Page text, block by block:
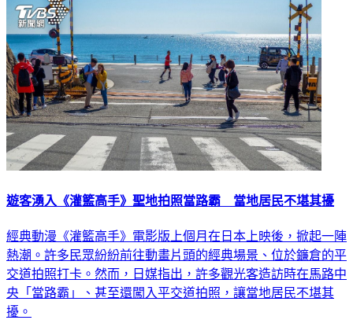
遊客湧入《灌籃高手》聖地拍照當路霸 當地居民不堪其擾
經典動漫《灌籃高手》電影版上個月在日本上映後，掀起一陣
熱潮。許多民眾紛紛前往動畫片頭的經典場景、位於鐮倉的平
交道拍照打卡。然而，日媒指出，許多觀光客造訪時在馬路中
央「當路霸」、甚至還闖入平交道拍照，讓當地居民不堪其
擾。